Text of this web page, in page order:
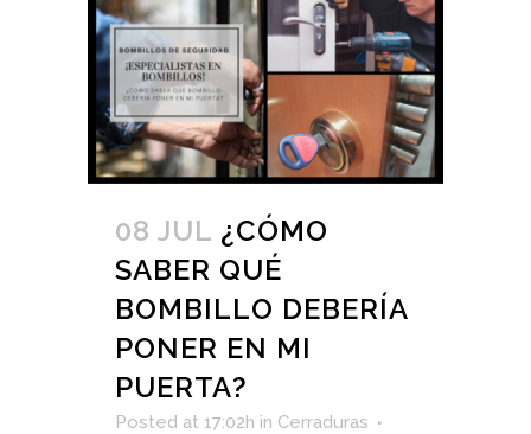
08 JUL ¿CÓMO
SABER QUÉ
BOMBILLO DEBERÍA
PONER EN MI
PUERTA?
Posted at 17:02h in Cerraduras